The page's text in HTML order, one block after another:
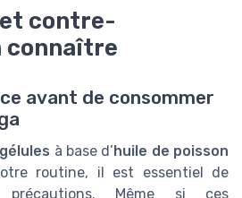
contre-
connaître
avant de consommer
gélules à base d’huile de poisson
routine, il est essentiel de
précautions. Même si ces